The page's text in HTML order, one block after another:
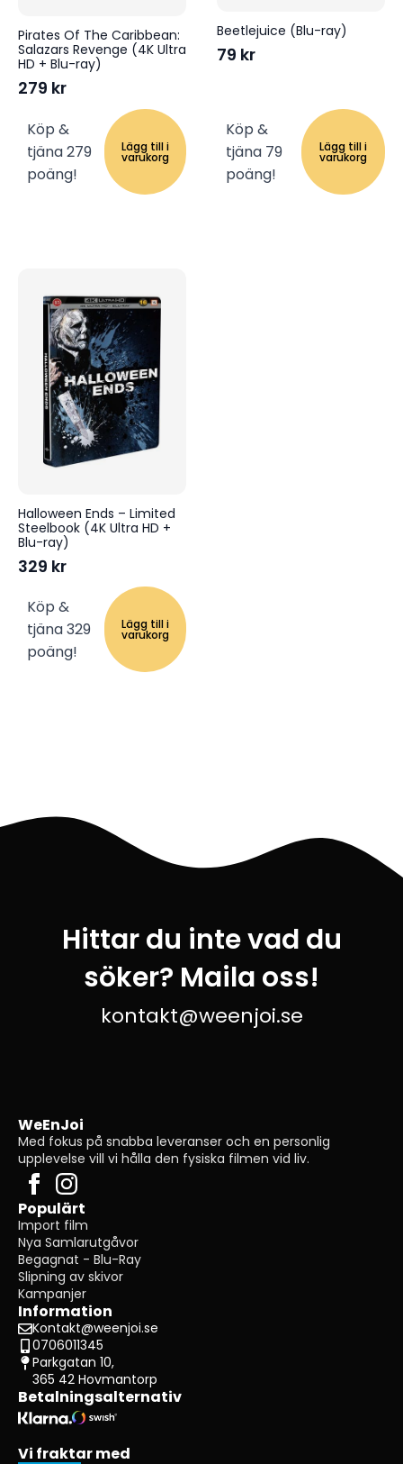
Pirates Of The Caribbean:
Salazars Revenge (4K Ultra
HD + Blu-ray)
279 kr
Köp &
tjäna 279
poäng!
Lägg till i
varukorg
Beetlejuice (Blu-ray)
79 kr
Köp &
tjäna 79
poäng!
Lägg till i
varukorg
Halloween Ends – Limited
Steelbook (4K Ultra HD +
Blu-ray)
329 kr
Köp &
tjäna 329
poäng!
Lägg till i
varukorg
Hittar du inte vad du
söker? Maila oss!
kontakt@weenjoi.se
WeEnJoi
Med fokus på snabba leveranser och en personlig
upplevelse vill vi hålla den fysiska filmen vid liv.
Populärt
Import film
Nya Samlarutgåvor
Begagnat - Blu-Ray
Slipning av skivor
Kampanjer
Information
Kontakt@weenjoi.se
0706011345
Parkgatan 10,
365 42 Hovmantorp
Betalningsalternativ
Vi fraktar med